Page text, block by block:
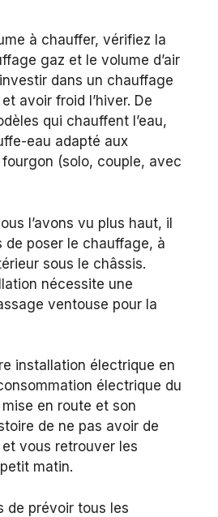
à chauffer, vérifiez la
gaz et le volume d’air
dans un chauffage
avoir froid l’hiver. De
qui chauffent l’eau,
eau adapté aux
(solo, couple, avec
l’avons vu plus haut, il
de poser le chauffage, à
sous le châssis.
nécessite une
ventouse pour la
installation électrique en
électrique du
en route et son
de ne pas avoir de
vous retrouver les
matin.
de prévoir tous les